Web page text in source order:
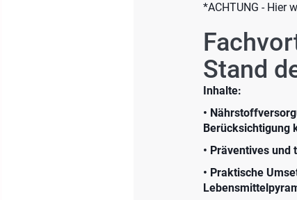
*ACHTUNG - Hier
Stand
Inhalte:
•
Berücksichtigung
• Präventives
• Praktische